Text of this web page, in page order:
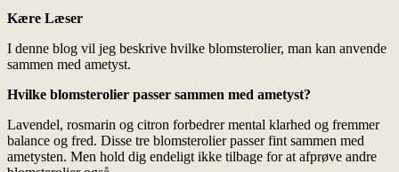
Kære Læser
I denne blog vil jeg beskrive hvilke blomsterolier, man kan anvende
sammen med ametyst.
Hvilke blomsterolier passer sammen med ametyst?
Lavendel, rosmarin og citron forbedrer mental klarhed og fremmer
balance og fred. Disse tre blomsterolier passer fint sammen med
ametysten. Men hold dig endeligt ikke tilbage for at afprøve andre